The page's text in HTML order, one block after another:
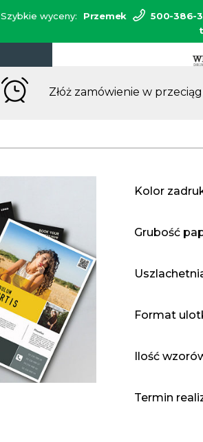
Szybkie wyceny: Przemek 500-386-
Złóż zamówienie w
Kolor
Grubość
Format
Ilość
Termin